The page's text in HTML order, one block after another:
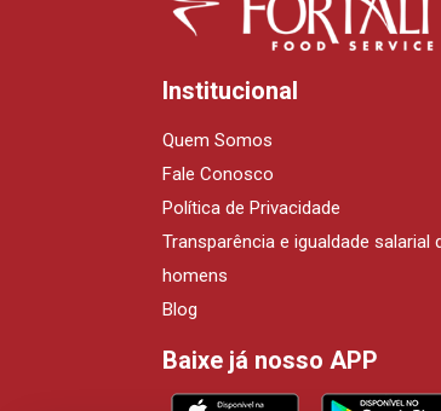
Institucional
Quem Somos
Fale Conosco
Política de Privacidade
Transparência e igualdade salarial
homens
Blog
Baixe já nosso APP